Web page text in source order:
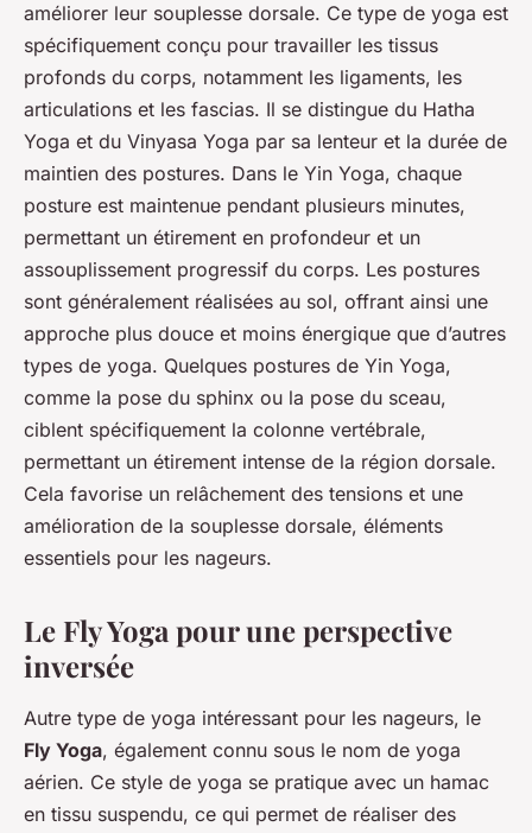
améliorer leur souplesse dorsale. Ce type de yoga est
spécifiquement conçu pour travailler les tissus
profonds du corps, notamment les ligaments, les
articulations et les fascias. Il se distingue du Hatha
Yoga et du Vinyasa Yoga par sa lenteur et la durée de
maintien des postures. Dans le Yin Yoga, chaque
posture est maintenue pendant plusieurs minutes,
permettant un étirement en profondeur et un
assouplissement progressif du corps. Les postures
sont généralement réalisées au sol, offrant ainsi une
approche plus douce et moins énergique que d’autres
types de yoga. Quelques postures de Yin Yoga,
comme la pose du sphinx ou la pose du sceau,
ciblent spécifiquement la colonne vertébrale,
permettant un étirement intense de la région dorsale.
Cela favorise un relâchement des tensions et une
amélioration de la souplesse dorsale, éléments
essentiels pour les nageurs.
Le Fly Yoga pour une perspective
inversée
Autre type de yoga intéressant pour les nageurs, le
Fly Yoga, également connu sous le nom de yoga
aérien. Ce style de yoga se pratique avec un hamac
en tissu suspendu, ce qui permet de réaliser des